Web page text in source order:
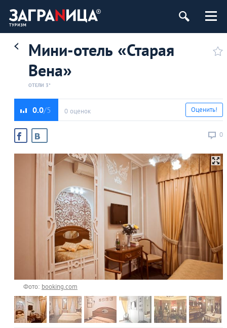
Мини-отель «Старая
Вена»
ОТЕЛИ 3*
0.0 0 оценок
0
Оценить!
Фото: booking.com